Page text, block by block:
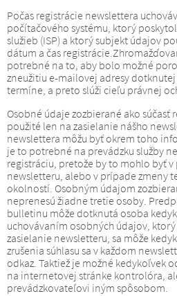
Počas registrácie newslettera
počítačového systému, ktorý
služieb (ISP) a ktorý subjekt údajov
dátum a čas registrácie.
potrebné na to, aby bolo možné
zneužitiu e-mailovej adresy
termíne, a preto slúži cieľu právnej
Osobné údaje zozbierané ako
použité len na zasielanie nášho
newslettera môžu byť okrem toho
je to potrebné na prevádzku služby
registráciu, pretože by to mohlo byť
newsletteru, alebo v prípade zmeny
okolností. Osobným údajom
neprenesú žiadne tretie osoby.
bulletinu môže dotknutá osoba
uchovávaním osobných údajov,
zasielanie newsletteru, sa môže
zrušenia súhlasu sa v každom
odkaz. Taktiež je možné kedykoľvek
na internetovej stránke kontrolóra,
prevádzkovateľovi iným spôsobom.